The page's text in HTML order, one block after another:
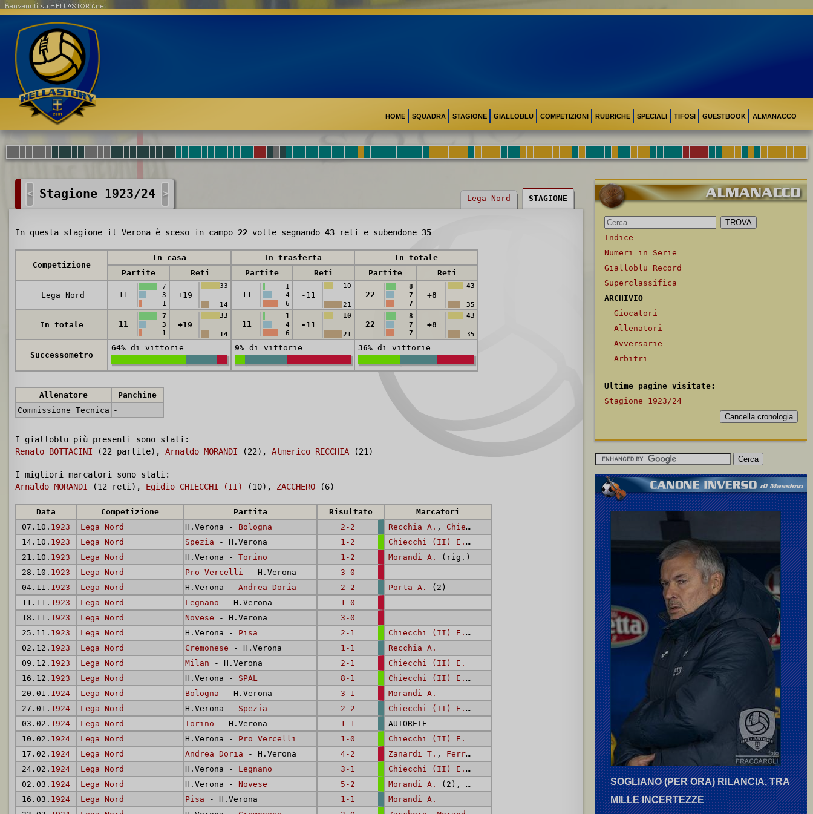
HOME SQUADRA STAGIONE GIALLOBLU COMPETIZIONI RUBRICHE SPECIALI TIFOSI GUESTBOOK ALMANACCO
Benvenuti su HELLASTORY.net
< Stagione 1923/24 > Lega Nord STAGIONE
In questa stagione il Verona è sceso in campo 22 volte segnando 43 reti e subendone 35
Competizione
In casa In trasferta
In totale
Partite
Reti Partite Reti Partite Reti
Lega Nord 11
7
3
1
+19
33
14
11
1
4
6
-11
10
21
22
8
7
7
+8
43
35
In totale 11
7
3
1
+19
33
14
11
1
4
6
-11
10
21
22
8
7
7
+8
43
35
Successometro
64% di vittorie 9% di vittorie 36% di vittorie
Allenatore
Panchine
Commissione Tecnica -
I gialloblu più presenti sono stati:
Renato BOTTACINI (22 partite), Arnaldo MORANDI (22), Almerico RECCHIA (21)
I migliori marcatori sono stati:
Arnaldo MORANDI (12 reti), Egidio CHIECCHI (II) (10), ZACCHERO (6)
Data Competizione Partita Risultato
Marcatori
07.10. 1923 Lega Nord H.Verona - Bologna 2-2 Recchia A. , Chiecchi (II) E.
14.10. 1923 Lega Nord Spezia - H.Verona 1-2 Chiecchi (II) E.
,
21.10. 1923 Lega Nord H.Verona - Torino 1-2 Morandi A.
(rig.)
28.10. 1923 Lega Nord Pro Vercelli - H.Verona
3-0
04.11. 1923 Lega Nord H.Verona - Andrea Doria 2-2 Porta A.
(2)
11.11. 1923 Lega Nord Legnano - H.Verona
1-0
18.11. 1923 Lega Nord Novese - H.Verona
3-0
25.11. 1923 Lega Nord H.Verona - Pisa 2-1 Chiecchi (II) E.
,
02.12. 1923 Lega Nord Cremonese - H.Verona 1-1
Recchia A.
09.12. 1923 Lega Nord Milan - H.Verona 2-1
Chiecchi (II) E.
16.12. 1923 Lega Nord H.Verona - SPAL 8-1 Chiecchi (II) E.
(2), Zacchero
Porta A.
20.01. 1924 Lega Nord Bologna - H.Verona 3-1
Morandi A.
27.01. 1924 Lega Nord H.Verona - Spezia 2-2 Chiecchi (II) E.
(2)
03.02. 1924 Lega Nord Torino - H.Verona 1-1
AUTORETE
10.02. 1924 Lega Nord H.Verona - Pro Vercelli 1-0
Chiecchi (II) E.
17.02. 1924 Lega Nord Andrea Doria - H.Verona 4-2 Zanardi T. , Ferrais A.
24.02. 1924 Lega Nord H.Verona - Legnano 3-1 Chiecchi (II) E.
,
Morandi A.
02.03. 1924 Lega Nord H.Verona - Novese 5-2 Morandi A. (2), Zacchero
(rig.)
16.03. 1924 Lega Nord Pisa - H.Verona 1-1
Morandi A.
Indice
Numeri in Serie
Gialloblu Record
Superclassifica
ARCHIVIO
Giocatori
Allenatori
Avversarie
Arbitri
Ultime pagine visitate:
Stagione 1923/24
SOGLIANO (PER ORA) RILANCIA, TRA
MILLE INCERTEZZE